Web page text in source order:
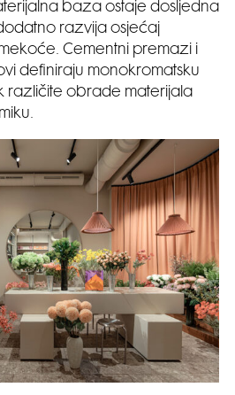
baza ostaje dosljedna
razvija osjećaj
Cementni premazi i
definiraju monokromatsku
različite obrade materijala